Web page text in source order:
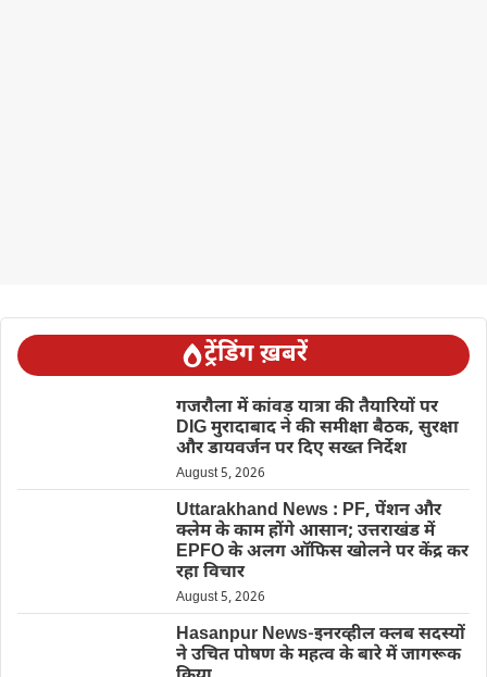
ट्रेंडिंग ख़बरें
गजरौला में कांवड़ यात्रा की तैयारियों पर
DIG मुरादाबाद ने की समीक्षा बैठक, सुरक्षा
और डायवर्जन पर दिए सख्त निर्देश
August 5, 2026
Uttarakhand News : PF, पेंशन और
क्लेम के काम होंगे आसान; उत्तराखंड में
EPFO के अलग ऑफिस खोलने पर केंद्र कर
रहा विचार
August 5, 2026
Hasanpur News-इनरव्हील क्लब सदस्यों
ने उचित पोषण के महत्व के बारे में जागरूक